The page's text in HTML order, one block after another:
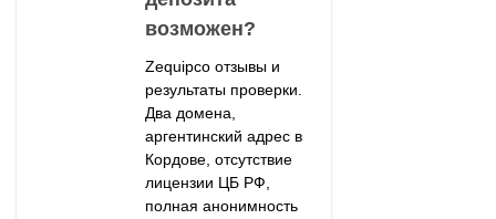
возможен?
Zequipco отзывы и
результаты проверки.
Два домена,
аргентинский адрес в
Кордове, отсутствие
лицензии ЦБ РФ,
полная анонимность